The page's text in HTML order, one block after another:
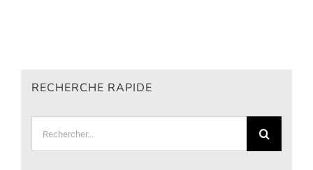
RECHERCHE RAPIDE